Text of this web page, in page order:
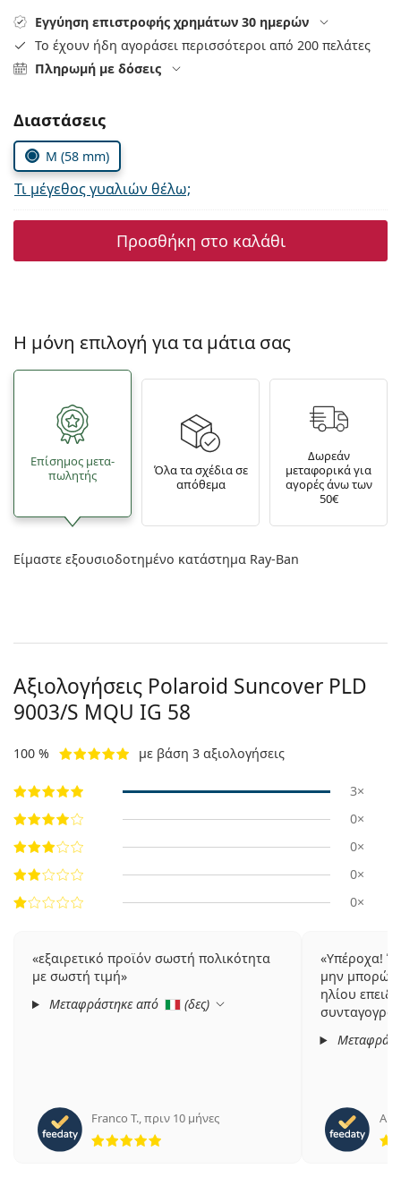
Prada
Εγγύηση επιστροφής χρημάτων 30 ημερών
Το έχουν ήδη αγοράσει περισσότεροι από 200 πελάτες
Πληρωμή με δόσεις
Συμπληρώστε τις παράμετρους
Διαστάσεις
M (58 mm)
Τι μέγεθος γυαλιών θέλω;
Προσθήκη στο καλάθι
Η μόνη επιλογή για τα μάτια σας
Επίσημος μετα­
πωλητής
Όλα τα σχέδια σε
απόθεμα
Δωρεάν
μεταφορικά για
αγορές άνω των
50€
Είμαστε εξουσιοδοτημένο κατάστημα Ray-Ban
Αξιολογήσεις Polaroid Suncover PLD
9003/S MQU IG 58
100 % με βάση 3 αξιολογήσεις
3×
0×
0×
0×
0×
εξαιρετικό προϊόν σωστή πολικότητα
με σωστή τιμή
Μεταφράστηκε από
(δες)
Franco T.,πριν 10 μήνες
5 αξιολογήσεις από 5
Υπέροχα!
μην μπορώ
ηλίου